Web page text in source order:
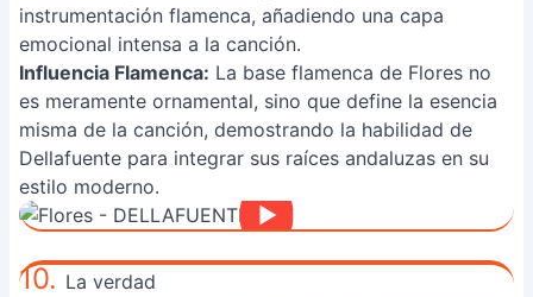
instrumentación flamenca, añadiendo una capa
emocional intensa a la canción.
Influencia Flamenca: La base flamenca de Flores no
es meramente ornamental, sino que define la esencia
misma de la canción, demostrando la habilidad de
Dellafuente para integrar sus raíces andaluzas en su
estilo moderno.
10. La verdad